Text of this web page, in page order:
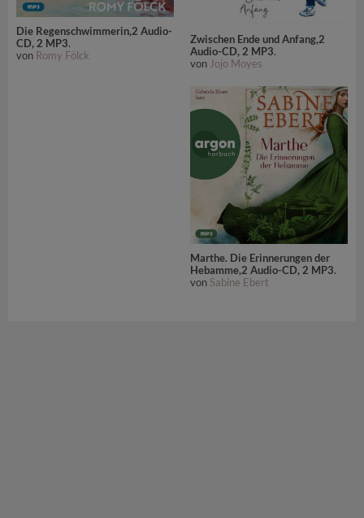
Die Regenschwimmerin,2 Audio-
CD, 2 MP3.
von Romy Fölck
Zwischen Ende und Anfang,2
Audio-CD, 2 MP3.
von Jojo Moyes
Marthe. Die Erinnerungen der
Hebamme,2 Audio-CD, 2 MP3.
von Sabine Ebert